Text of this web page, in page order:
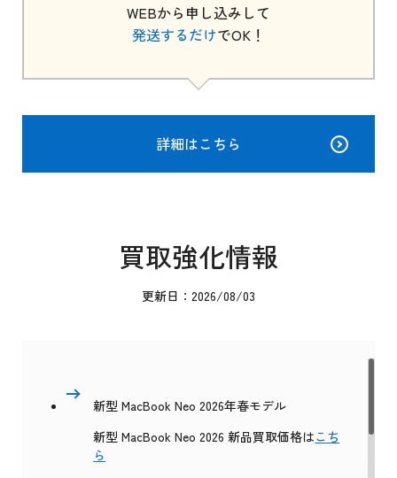
WEBから申し込みして
発送するだけでOK！
詳細はこちら
買取強化情報
更新日：2026/08/03
新型 MacBook Neo 2026年春モデル
新型 MacBook Neo 2026 新品買取価格はこち
ら